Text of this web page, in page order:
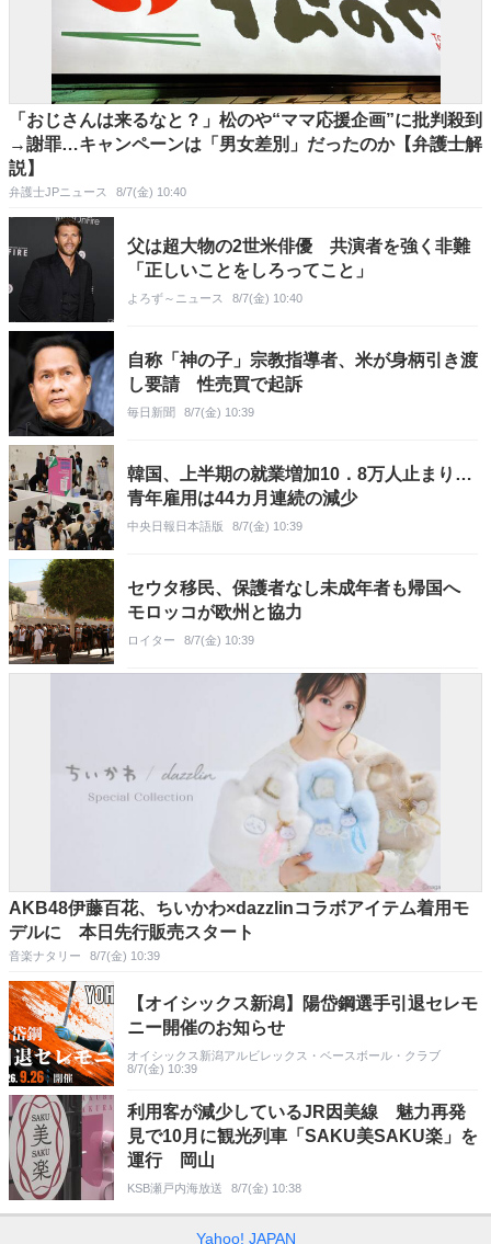
「おじさんは来るなと？」松のや“ママ応援企画”に批判殺到
→謝罪…キャンペーンは「男女差別」だったのか【弁護士解
説】
弁護士JPニュース 8/7(金) 10:40
父は超大物の2世米俳優 共演者を強く非難
「正しいことをしろってこと」
よろず～ニュース 8/7(金) 10:40
自称「神の子」宗教指導者、米が身柄引き渡
し要請 性売買で起訴
毎日新聞 8/7(金) 10:39
韓国、上半期の就業増加10．8万人止まり…
青年雇用は44カ月連続の減少
中央日報日本語版 8/7(金) 10:39
セウタ移民、保護者なし未成年者も帰国へ
モロッコが欧州と協力
ロイター 8/7(金) 10:39
AKB48伊藤百花、ちいかわ×dazzlinコラボアイテム着用モ
デルに 本日先行販売スタート
音楽ナタリー 8/7(金) 10:39
【オイシックス新潟】陽岱鋼選手引退セレモ
ニー開催のお知らせ
オイシックス新潟アルビレックス・ベースボール・クラブ
8/7(金) 10:39
利用客が減少しているJR因美線 魅力再発
見で10月に観光列車「SAKU美SAKU楽」を
運行 岡山
KSB瀬戸内海放送 8/7(金) 10:38
Yahoo! JAPAN